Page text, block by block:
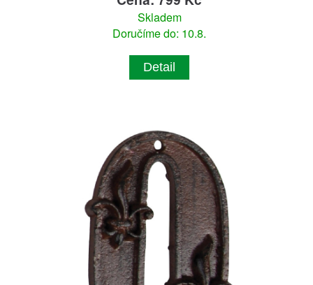
Skladem
Doručíme do: 10.8.
Detail